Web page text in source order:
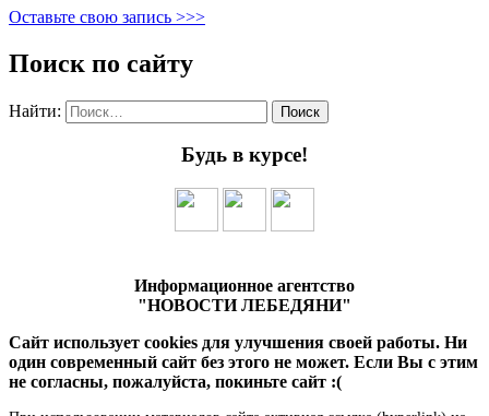
Оставьте свою запись >>>
Поиск по сайту
Найти:
Будь в курсе!
Информационное агентство
"НОВОСТИ ЛЕБЕДЯНИ"
Сайт использует cookies для улучшения своей работы. Ни
один современный сайт без этого не может. Если Вы с этим
не согласны, пожалуйста, покиньте сайт :(